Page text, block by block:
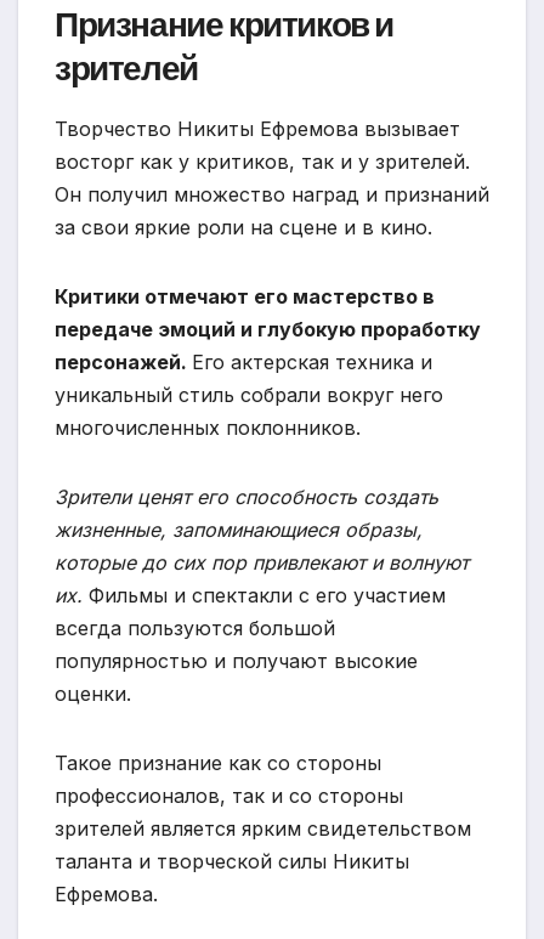
Признание критиков и
зрителей
Творчество Никиты Ефремова вызывает
восторг как у критиков, так и у зрителей.
Он получил множество наград и признаний
за свои яркие роли на сцене и в кино.
Критики отмечают его мастерство в
передаче эмоций и глубокую проработку
персонажей. Его актерская техника и
уникальный стиль собрали вокруг него
многочисленных поклонников.
Зрители ценят его способность создать
жизненные, запоминающиеся образы,
которые до сих пор привлекают и волнуют
их. Фильмы и спектакли с его участием
всегда пользуются большой
популярностью и получают высокие
оценки.
Такое признание как со стороны
профессионалов, так и со стороны
зрителей является ярким свидетельством
таланта и творческой силы Никиты
Ефремова.